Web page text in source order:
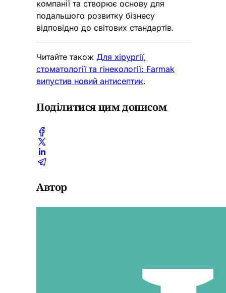
компанії та створює основу для
подальшого розвитку бізнесу
відповідно до світових стандартів.
Читайте також Для хірургії,
стоматології та гінекології: Farmak
випустив новий антисептик.
Поділитися цим дописом
Автор